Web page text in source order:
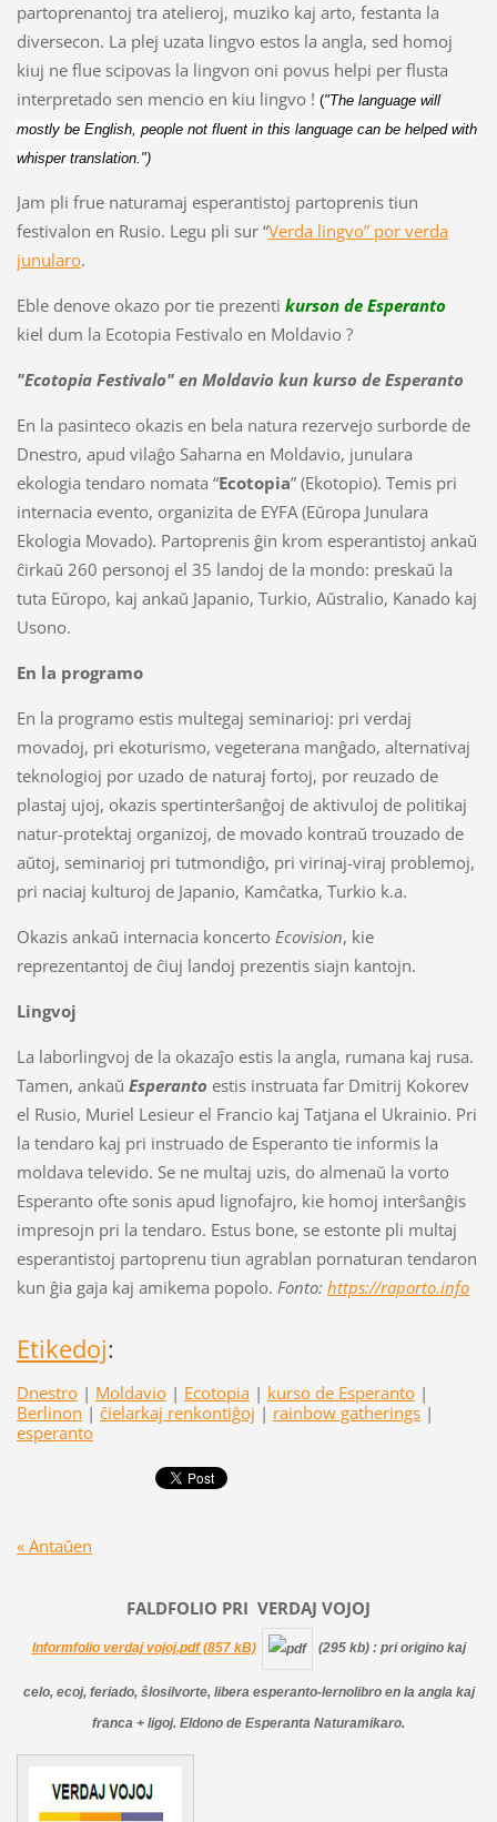
partoprenantoj tra atelieroj, muziko kaj arto, festanta la
diversecon. La plej uzata lingvo estos la angla, sed homoj
kiuj ne flue scipovas la lingvon oni povus helpi per flusta
interpretado sen mencio en kiu lingvo ! ("The language will
mostly be English, people not fluent in this language can be helped with
whisper translation.")
Jam pli frue naturamaj esperantistoj partoprenis tiun
festivalon en Rusio. Legu pli sur “Verda lingvo” por verda
junularo.
Eble denove okazo por tie prezenti kurson de Esperanto
kiel dum la Ecotopia Festivalo en Moldavio ?
"Ecotopia Festivalo" en Moldavio kun kurso de Esperanto
En la pasinteco okazis en bela natura rezervejo surborde de
Dnestro, apud vilaĝo Saharna en Moldavio, junulara
ekologia tendaro nomata “Ecotopia” (Ekotopio). Temis pri
internacia evento, organizita de EYFA (Eŭropa Junulara
Ekologia Movado). Partoprenis ĝin krom esperantistoj ankaŭ
ĉirkaŭ 260 personoj el 35 landoj de la mondo: preskaŭ la
tuta Eŭropo, kaj ankaŭ Japanio, Turkio, Aŭstralio, Kanado kaj
Usono.
En la programo
En la programo estis multegaj seminarioj: pri verdaj
movadoj, pri ekoturismo, vegeterana manĝado, alternativaj
teknologioj por uzado de naturaj fortoj, por reuzado de
plastaj ujoj, okazis spertinterŝanĝoj de aktivuloj de politikaj
natur-protektaj organizoj, de movado kontraŭ trouzado de
aŭtoj, seminarioj pri tutmondiĝo, pri virinaj-viraj problemoj,
pri naciaj kulturoj de Japanio, Kamĉatka, Turkio k.a.
Okazis ankaŭ internacia koncerto Ecovision, kie
reprezentantoj de ĉiuj landoj prezentis siajn kantojn.
Lingvoj
La laborlingvoj de la okazaĵo estis la angla, rumana kaj rusa.
Tamen, ankaŭ Esperanto estis instruata far Dmitrij Kokorev
el Rusio, Muriel Lesieur el Francio kaj Tatjana el Ukrainio. Pri
la tendaro kaj pri instruado de Esperanto tie informis la
moldava televido. Se ne multaj uzis, do almenaŭ la vorto
Esperanto ofte sonis apud lignofajro, kie homoj interŝanĝis
impresojn pri la tendaro. Estus bone, se estonte pli multaj
esperantistoj partoprenu tiun agrablan pornaturan tendaron
kun ĝia gaja kaj amikema popolo. Fonto: https://raporto.info
Etikedoj:
Dnestro | Moldavio | Ecotopia | kurso de Esperanto |
Berlinon | ĉielarkaj renkontiĝoj | rainbow gatherings |
esperanto
« Antaŭen
FALDFOLIO PRI VERDAJ VOJOJ
Informfolio verdaj vojoj.pdf (857 kB) (295 kb) : pri origino kaj
celo, ecoj, feriado, ŝlosilvorte, libera esperanto-lernolibro en la angla kaj
franca + ligoj. Eldono de Esperanta Naturamikaro.